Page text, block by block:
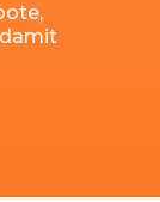
damit